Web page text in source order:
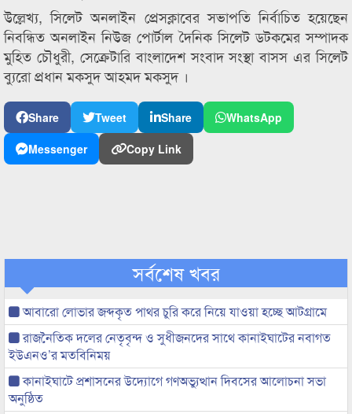
উল্লেখ্য, সিলেট অনলাইন প্রেসক্লাবের সভাপতি নির্বাচিত হয়েছেন
নিবন্ধিত অনলাইন নিউজ পোর্টাল দৈনিক সিলেট ডটকমের সম্পাদক
মুহিত চৌধুরী, সেক্রেটারি বাংলাদেশ সংবাদ সংস্থা বাসস এর সিলেট
ব্যুরো প্রধান মকসুদ আহমদ মকসুদ ।
Share Tweet Share
WhatsApp
Messenger
Copy Link
সর্বশেষ খবর
আবারো লোভার জব্দকৃত পাথর চুরি করে নিয়ে যাওয়া হচ্ছে আটগ্রামে
রাজনৈতিক দলের নেতৃবৃন্দ ও সুধীজনদের সাথে কানাইঘাটের নবাগত
ইউএনও’র মতবিনিময়
কানাইঘাটে প্রশাসনের উদ্যোগে গণঅভ্যুত্থান দিবসের আলোচনা সভা
অনুষ্ঠিত